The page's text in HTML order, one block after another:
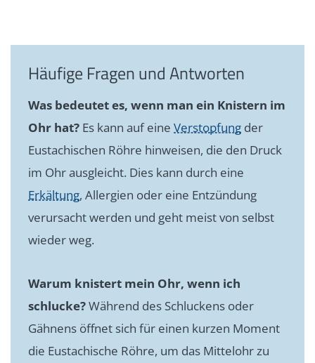
Häufige Fragen und Antworten
Was bedeutet es, wenn man ein Knistern im
Ohr hat? Es kann auf eine Verstopfung der
Eustachischen Röhre hinweisen, die den Druck
im Ohr ausgleicht. Dies kann durch eine
Erkältung, Allergien oder eine Entzündung
verursacht werden und geht meist von selbst
wieder weg.
Warum knistert mein Ohr, wenn ich
schlucke?Während des Schluckens oder
Gähnens öffnet sich für einen kurzen Moment
die Eustachische Röhre, um das Mittelohr zu